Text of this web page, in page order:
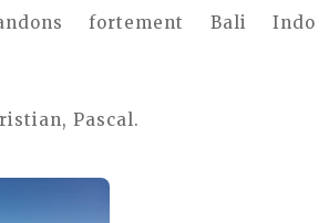
fortement Bali Indo
Pascal.